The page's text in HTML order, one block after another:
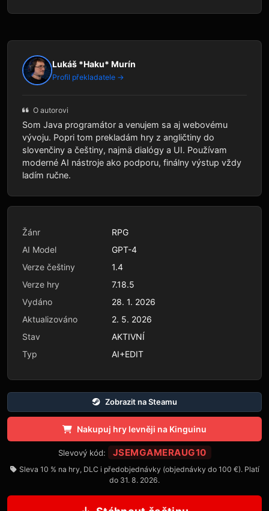
Lukáš *Haku* Murín
Profil překladatele →
O autorovi
Som Java programátor a venujem sa aj webovému
vývoju. Popri tom prekladám hry z angličtiny do
slovenčiny a češtiny, najmä dialógy a UI. Používam
moderné AI nástroje ako podporu, finálny výstup vždy
ladím ručne.
Žánr
RPG
AI Model
GPT-4
Verze češtiny
1.4
Verze hry
7.18.5
Vydáno
28. 1. 2026
Aktualizováno
2. 5. 2026
Stav
AKTIVNÍ
Typ
AI+EDIT
Zobrazit na Steamu
Nakupuj hry levněji na Kinguinu
Slevový kód: JSEMGAMERAUG10
Sleva 10 % na hry, DLC i předobjednávky (objednávky do 100 €). Platí
do 31. 8. 2026.